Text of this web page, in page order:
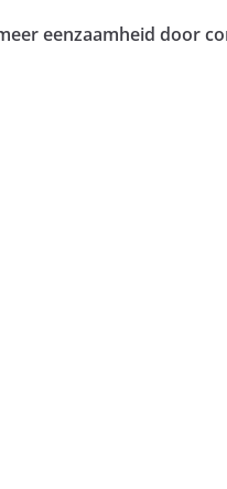
eenzaamheid door